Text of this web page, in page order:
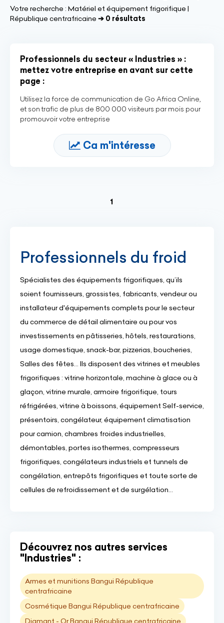
Votre recherche : Matériel et équipement frigorifique |
République centrafricaine ➔ 0 résultats
Professionnels du secteur « Industries » :
mettez votre entreprise en avant sur cette
page :
Utilisez la force de communication de Go Africa Online,
et son trafic de plus de 800 000 visiteurs par mois pour
promouvoir votre entreprise
Ca m'intéresse
1
Professionnels du froid
Spécialistes des équipements frigorifiques, qu’ils
soient fournisseurs, grossistes, fabricants, vendeur ou
installateur d'équipements complets pour le secteur
du commerce de détail alimentaire ou pour vos
investissements en pâtisseries, hôtels, restaurations,
usage domestique, snack-bar, pizzerias, boucheries,
Salles des fêtes… Ils disposent des vitrines et meubles
frigorifiques : vitrine horizontale, machine à glace ou à
glaçon, vitrine murale, armoire frigorifique, tours
réfrigérées, vitrine à boissons, équipement Self-service,
présentoirs, congélateur, équipement climatisation
pour camion, chambres froides industrielles,
démontables, portes isothermes, compresseurs
frigorifiques, congélateurs industriels et tunnels de
congélation, entrepôts frigorifiques et toute sorte de
cellules de refroidissement et de surgélation…
Découvrez nos autres services
"Industries" :
Armes et munitions Bangui République
centrafricaine
Cosmétique Bangui République centrafricaine
Diamant - Or Bangui République centrafricaine